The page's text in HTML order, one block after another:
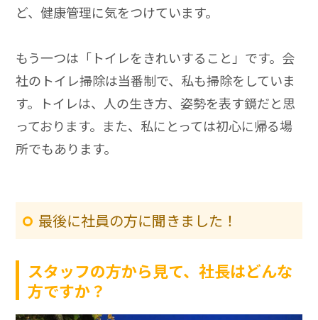
ど、健康管理に気をつけています。
もう一つは「トイレをきれいすること」です。会
社のトイレ掃除は当番制で、私も掃除をしていま
す。トイレは、人の生き方、姿勢を表す鏡だと思
っております。また、私にとっては初心に帰る場
所でもあります。
最後に社員の方に聞きました！
スタッフの方から見て、社長はどんな
方ですか？